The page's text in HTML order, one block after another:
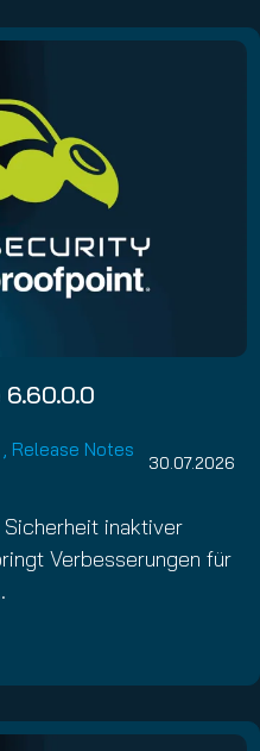
, Release Notes
30.07.2026
inaktiver
Verbesserungen für